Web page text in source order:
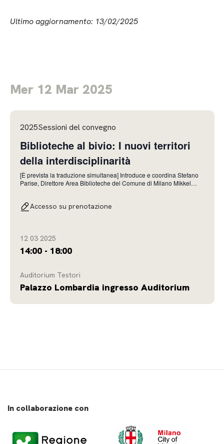
Ultimo aggiornamento: 13/02/2025
Mer 12 Mar 2025
12 03 2025
14:00 - 18:00
Auditorium Testori
Palazzo Lombardia ingresso Auditorium
2025Sessioni del convegno
Biblioteche al bivio: I nuovi territori
della interdisciplinarità
[È prevista la traduzione simultanea] Introduce e coordina Stefano
Parise, Direttore Area Biblioteche del Comune di Milano Mikkel
Fondazione Fitzcarraldo Dai
Accesso su prenotazione
In collaborazione con